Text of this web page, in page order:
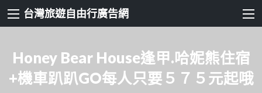
台灣旅遊自由行廣告網
Honey Bear House逢甲.哈妮熊住宿
+機車趴趴GO每人只要５７５元起哦